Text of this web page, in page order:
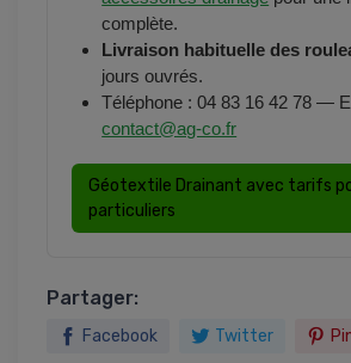
complète.
Livraison habituelle des
jours ouvrés.
Téléphone : 04 83 16 42 78 —
contact@ag-co.fr
Géotextile Drainant avec tarifs
particuliers
Partager:
Facebook Twitter